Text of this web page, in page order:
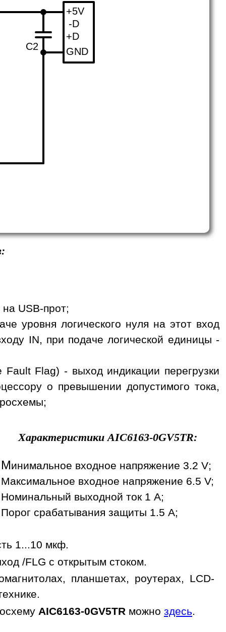
+5V
-D
+D
GND
C2
USB-прот;
уровня логического нуля на этот вход
IN, при подаче логической единицы -
Flag) - выход индикации перегрузки
о превышении допустимого тока,
ХарактеристикиAIC6163-0GV5TR:
Минимальное входное напряжение 3.2 V;
Максимальное входное напряжение 6.5 V;
Номинальный выходной ток 1 A;
Порог срабатывания защиты 1.5 A;
1...10 мкф.
/FLG с открытым стоком.
планшетах, роутерах, LCD-
AIC6163-0GV5TR можно здесь.